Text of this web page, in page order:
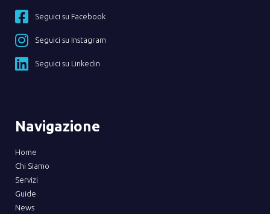
Seguici su Facebook
Seguici su Instagram
Seguici su Linkedin
Navigazione
Home
Chi Siamo
Servizi
Guide
News